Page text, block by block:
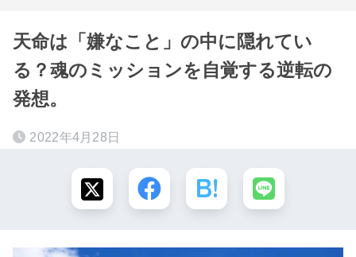
天命は「嫌なこと」の中に隠れてい
る？魂のミッションを自覚する逆転の
発想。
2022年4月28日